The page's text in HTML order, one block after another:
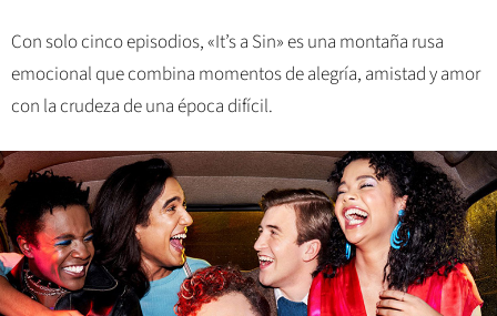
Con solo cinco episodios, «It’s a Sin» es una montaña rusa
emocional que combina momentos de alegría, amistad y amor
con la crudeza de una época difícil.